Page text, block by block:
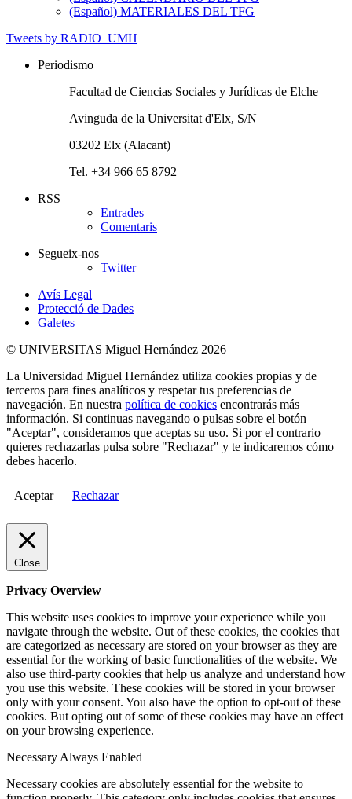
(Español) MATERIALES DEL TFG
Tweets by RADIO_UMH
Periodismo
Facultad de Ciencias Sociales y Jurídicas de Elche
Avinguda de la Universitat d'Elx, S/N
03202 Elx (Alacant)
Tel. +34 966 65 8792
RSS
Entrades
Comentaris
Segueix-nos
Twitter
Avís Legal
Protecció de Dades
Galetes
© UNIVERSITAS Miguel Hernández 2026
La Universidad Miguel Hernández utiliza cookies propias y de
terceros para fines analíticos y respetar tus preferencias de
navegación. En nuestra política de cookies encontrarás más
información. Si continuas navegando o pulsas sobre el botón
"Aceptar", consideramos que aceptas su uso. Si por el contrario
quieres rechazarlas pulsa sobre "Rechazar" y te indicaremos cómo
debes hacerlo.
Aceptar Rechazar
Close
Privacy Overview
This website uses cookies to improve your experience while you
navigate through the website. Out of these cookies, the cookies that
are categorized as necessary are stored on your browser as they are
essential for the working of basic functionalities of the website. We
also use third-party cookies that help us analyze and understand how
you use this website. These cookies will be stored in your browser
only with your consent. You also have the option to opt-out of these
cookies. But opting out of some of these cookies may have an effect
on your browsing experience.
Necessary Always Enabled
Necessary cookies are absolutely essential for the website to